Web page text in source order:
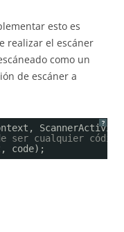
esto es
realizar el escáner
como un
de escáner a
?
ser cualquier
code);